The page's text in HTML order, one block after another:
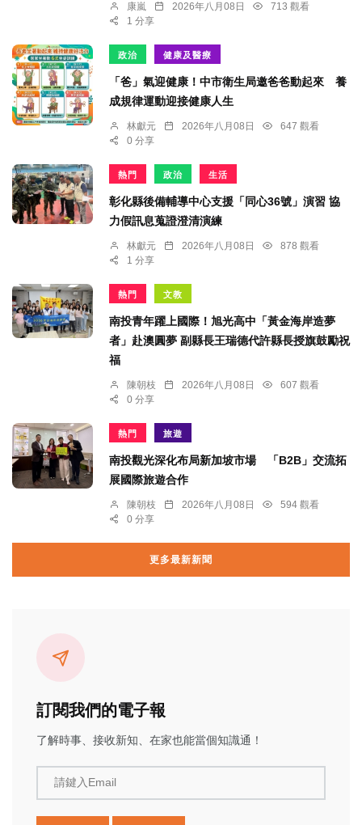
康嵐 2026年八月08日
713 觀看
1 分享
政治 健康及醫療
「爸」氣迎健康！中市衛生局邀爸爸動起來 養
成規律運動迎接健康人生
林獻元 2026年八月08日
647 觀看
0 分享
熱門 政治 生活
彰化縣後備輔導中心支援「同心36號」演習 協
力假訊息蒐證澄清演練
林獻元 2026年八月08日
878 觀看
1 分享
熱門 文教
南投青年躍上國際！旭光高中「黃金海岸造夢
者」赴澳圓夢 副縣長王瑞德代許縣長授旗鼓勵祝
福
陳朝枝 2026年八月08日
607 觀看
0 分享
熱門 旅遊
南投觀光深化布局新加坡市場 「B2B」交流拓
展國際旅遊合作
陳朝枝 2026年八月08日
594 觀看
0 分享
更多最新新聞
訂閱我們的電子報
了解時事、接收新知、在家也能當個知識通！
請鍵入Email